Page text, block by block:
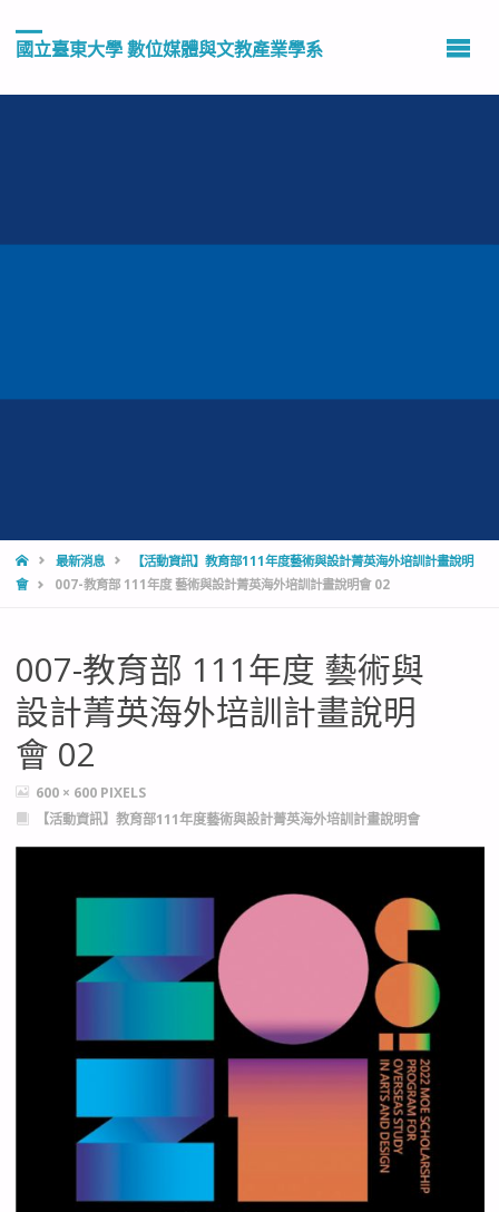
國立臺東大學 數位媒體與文教產業學系
HOME最新消息
【活動資訊】教育部111年度藝術與設計菁英海外培訓計畫說明
會
007-教育部 111年度 藝術與設計菁英海外培訓計畫說明會 02
007-教育部 111年度 藝術與
設計菁英海外培訓計畫說明
會 02
FULL
SIZE
600 × 600 PIXELS
【活動資訊】教育部111年度藝術與設計菁英海外培訓計畫說明會